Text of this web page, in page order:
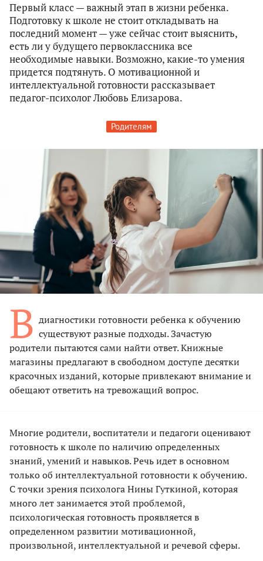
Первый класс — важный этап в жизни ребенка.
Подготовку к школе не стоит откладывать на
последний момент — уже сейчас стоит выяснить,
есть ли у будущего первоклассника все
необходимые навыки. Возможно, какие-то умения
придется подтянуть. О мотивационной и
интеллектуальной готовности рассказывает
педагог-психолог Любовь Елизарова.
Родителям
В диагностики готовности ребенка к обучению
существуют разные подходы. Зачастую
родители пытаются сами найти ответ. Книжные
магазины предлагают в свободном доступе десятки
красочных изданий, которые привлекают внимание и
обещают ответить на тревожащий вопрос.
Многие родители, воспитатели и педагоги оценивают
готовность к школе по наличию определенных
знаний, умений и навыков. Речь идет в основном
только об интеллектуальной готовности к обучению.
С точки зрения психолога Нины Гуткиной, которая
много лет занимается этой проблемой,
психологическая готовность проявляется в
определенном развитии мотивационной,
произвольной, интеллектуальной и речевой сферы.